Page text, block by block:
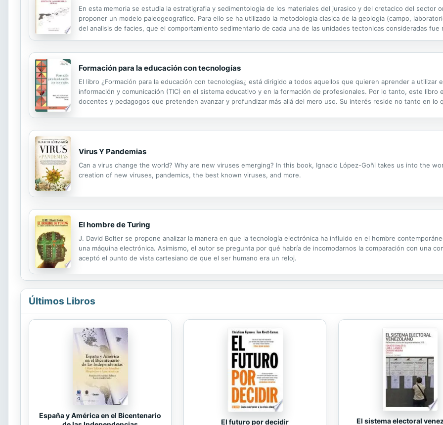
En esta memoria se estudia la estratigrafia y sedimentologia de los materiales del jurasico y del cretacico del sector
proponer un modelo paleogeografico. Para ello se ha utilizado la metodologia clasica de la geologia (campo,
del analisis de facies, que el comportamiento sedimentario de cada una de las unidades tectonicas consideradas
Formación para la educación con tecnologías
El libro ¿Formación para la educación con tecnologías¿ está dirigido a todos aquellos que quieren aprender a utilizar
información y comunicación (TIC) en el sistema educativo y en la formación de profesionales. Por lo tanto, este
docentes y pedagogos que pretenden avanzar y profundizar más allá del mero uso. Su interés reside no tanto en lo
Virus Y Pandemias
Can a virus change the world? Why are new viruses emerging? In this book, Ignacio López-Goñi takes us into the
creation of new viruses, pandemics, the best known viruses, and more.
El hombre de Turing
J. David Bolter se propone analizar la manera en que la tecnología electrónica ha influido en el hombre
una máquina electrónica. Asimismo, el autor se pregunta por qué habría de incomodarnos la comparación con una
aceptó el punto de vista cartesiano de que el ser humano era un reloj.
Últimos Libros
España y América en el Bicentenario
El futuro por decidir El sistema electoral